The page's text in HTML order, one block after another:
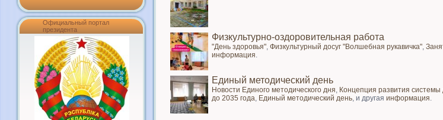
Официальный портал
президента
Физкультурно-оздоровительная работа
"День здоровья", Физкультурный досуг "Волшебная рукавичка",
информация.
Единый методический день
Новости Единого методического дня, Концепция развития
до 2035 года, Единый методический день, и другая информация.